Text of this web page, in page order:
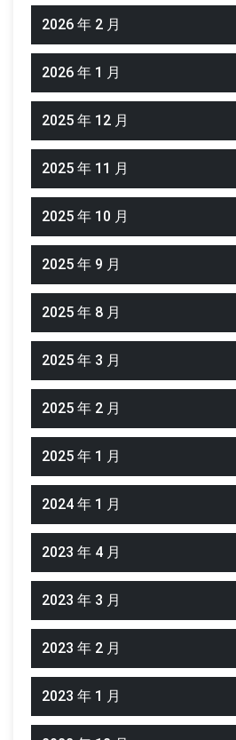
2026 年 2 月
2026 年 1 月
2025 年 12 月
2025 年 11 月
2025 年 10 月
2025 年 9 月
2025 年 8 月
2025 年 3 月
2025 年 2 月
2025 年 1 月
2024 年 1 月
2023 年 4 月
2023 年 3 月
2023 年 2 月
2023 年 1 月